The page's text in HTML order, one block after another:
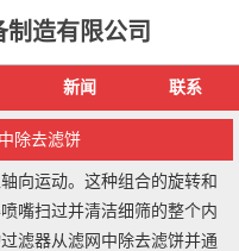
造有限公司
新闻 联系
除去滤饼
向运动。这种组合的旋转和
嘴扫过并清洁细筛的整个内
滤器从滤网中除去滤饼并通